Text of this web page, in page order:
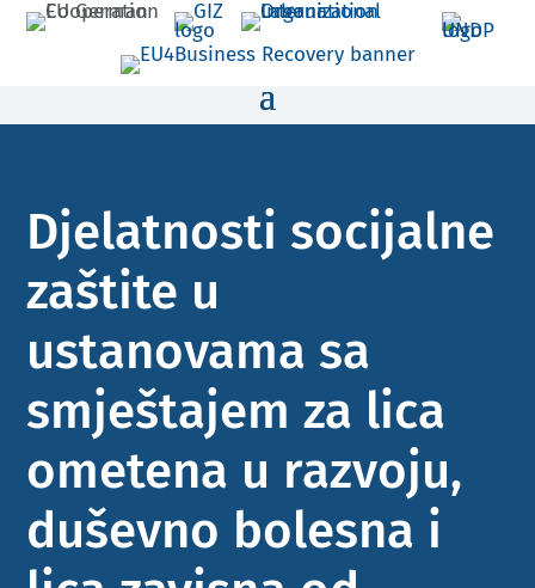
Djelatnosti socijalne
zaštite u
ustanovama sa
smještajem za lica
ometena u razvoju,
duševno bolesna i